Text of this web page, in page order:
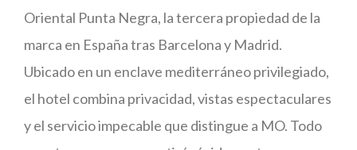
Oriental Punta Negra, la tercera propiedad de la
marca en España tras Barcelona y Madrid.
Ubicado en un enclave mediterráneo privilegiado,
el hotel combina privacidad, vistas espectaculares
y el servicio impecable que distingue a MO. Todo